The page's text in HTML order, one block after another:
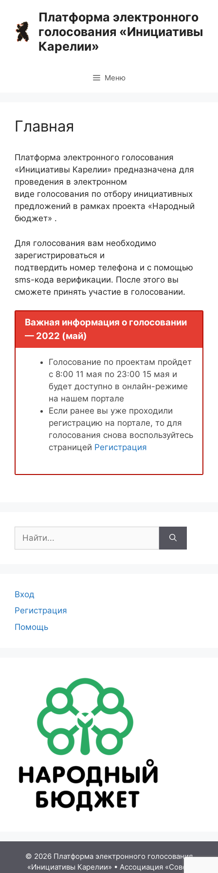
содержимому
Платформа электронного
голосования «Инициативы
Карелии»
Меню
Главная
Платформа электронного голосования
«Инициативы Карелии» предназначена для
проведения в электронном
виде голосования по отбору инициативных
предложений в рамках проекта «Народный
бюджет» .
Для голосования вам необходимо
зарегистрироваться и
подтвердить номер телефона и с помощью
sms-кода верификации. После этого вы
сможете принять участие в голосовании.
Важная информация о голосовании
— 2022 (май)
Голосование по проектам пройдет
с 8:00 11 мая по 23:00 15 мая и
будет доступно в онлайн-режиме
на нашем портале
Если ранее вы уже проходили
регистрацию на портале, то для
голосования снова воспользуйтесь
страницей Регистрация
Вход
Регистрация
Помощь
© 2026 Платформа электронного голосования
«Инициативы Карелии» • Ассоциация «Совет